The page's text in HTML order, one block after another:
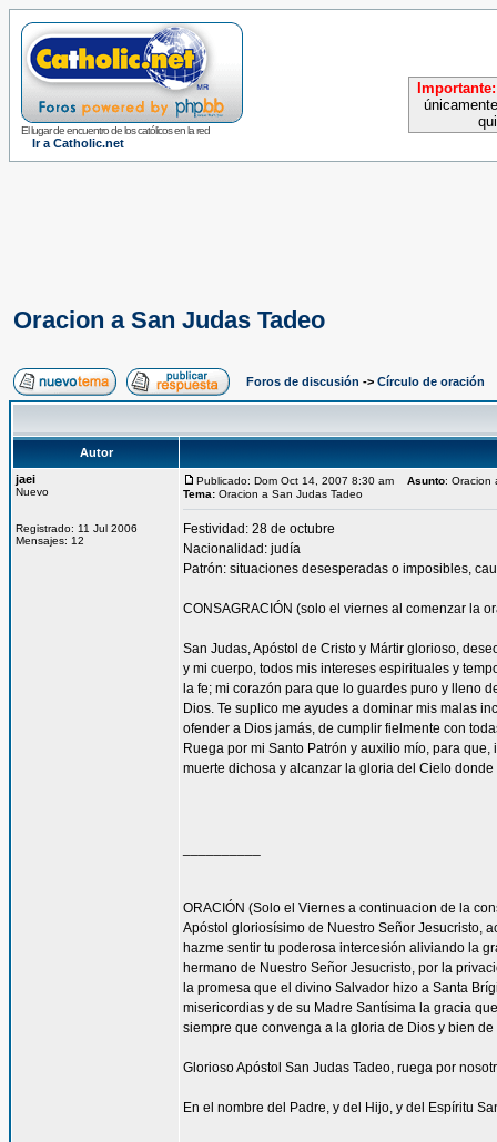
El lugar de encuentro de los católicos en la red
Ir a Catholic.net
Importante:
Oracion a San Judas Tadeo
Foros de discusión -> Círculo de oración
Autor
jaei
Nuevo
Registrado: 11 Jul 2006
Mensajes: 12
Publicado: Dom Oct 14, 2007 8:30 am Asunto: Oracion
Tema: Oracion a San Judas Tadeo
Festividad: 28 de octubre
Nacionalidad: judía
Patrón: situaciones desesperadas o imposibles,
CONSAGRACIÓN (solo el viernes al comenzar la
San Judas, Apóstol de Cristo y Mártir glorioso,
y mi cuerpo, todos mis intereses espirituales y
la fe; mi corazón para que lo guardes puro y lleno
Dios. Te suplico me ayudes a dominar mis malas
ofender a Dios jamás, de cumplir fielmente con
Ruega por mi Santo Patrón y auxilio mío, para
muerte dichosa y alcanzar la gloria del Cielo
ORACIÓN (Solo el Viernes a continuacion de la
Apóstol gloriosísimo de Nuestro Señor Jesucristo,
hazme sentir tu poderosa intercesión aliviando la
hermano de Nuestro Señor Jesucristo, por la
la promesa que el divino Salvador hizo a Santa
misericordias y de su Madre Santísima la gracia
siempre que convenga a la gloria de Dios y bien de
Glorioso Apóstol San Judas Tadeo, ruega por
En el nombre del Padre, y del Hijo, y del Espíritu